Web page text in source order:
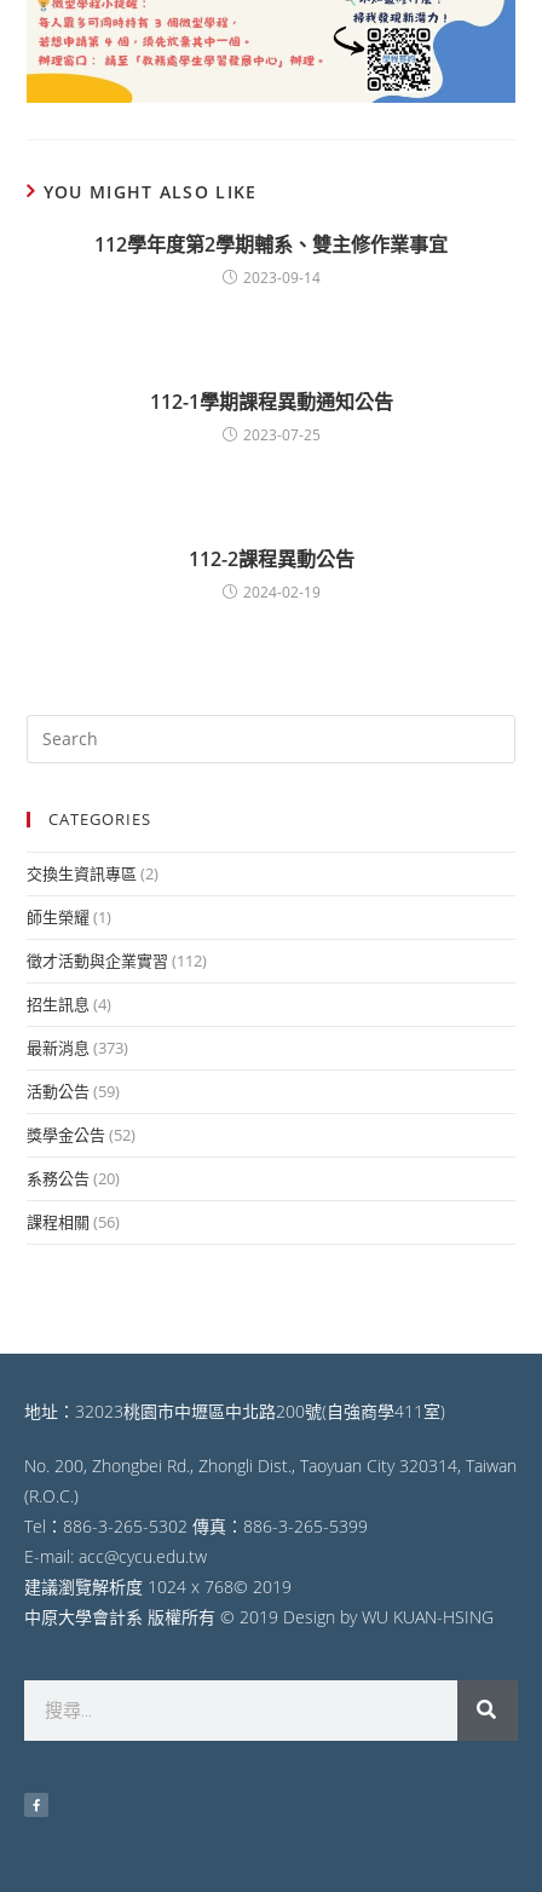
YOU MIGHT ALSO LIKE
112學年度第2學期輔系、雙主修作業事宜
2023-09-14
112-1學期課程異動通知公告
2023-07-25
112-2課程異動公告
2024-02-19
CATEGORIES
交換生資訊專區 (2)
師生榮耀(1)
徵才活動與企業實習 (112)
招生訊息 (4)
最新消息 (373)
活動公告(59)
獎學金公告(52)
系務公告(20)
課程相關 (56)
地址：32023桃園市中壢區中北路200號(自強商學411室)
No. 200, Zhongbei Rd., Zhongli Dist., Taoyuan City 320314, Taiwan
(R.O.C.)
Tel：886-3-265-5302 傳真：886-3-265-5399
E-mail: acc@cycu.edu.tw
建議瀏覽解析度 1024 x 768© 2019
中原大學會計系 版權所有 © 2019 Design by WU KUAN-HSING